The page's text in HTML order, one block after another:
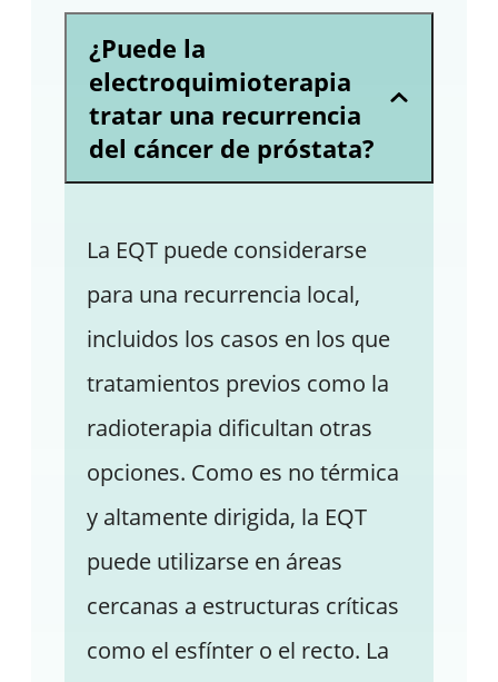
¿Puede la
electroquimioterapia
tratar una recurrencia
del cáncer de próstata?
La EQT puede considerarse
para una recurrencia local,
incluidos los casos en los que
tratamientos previos como la
radioterapia dificultan otras
opciones. Como es no térmica
y altamente dirigida, la EQT
puede utilizarse en áreas
cercanas a estructuras críticas
como el esfínter o el recto. La